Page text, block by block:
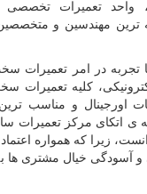
واحد تعمیرات تخصصی
ترین مهندسین و
تجربه در امر تعمیرات
کلیه تعمیرات
اورجینال و مناسب ترین
ی اتکای مرکز تعمیرات
زیرا که همواره
و آسودگی خیال مشتری